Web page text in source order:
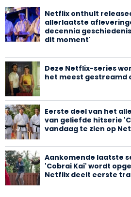
Netflix onthult
allerlaatste
decennia
dit moment'
Deze Netflix-series
het meest gestreamd
Eerste deel van het
van geliefde hitserie
vandaag te zien op
Aankomende laatste
'Cobrai Kai' wordt
Netflix deelt eerste